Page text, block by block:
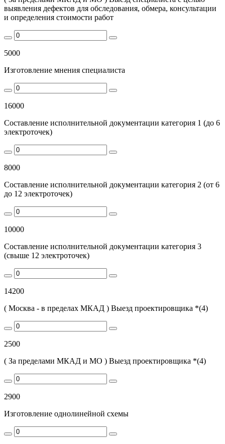
выявления дефектов для обследования, обмера, консультации
и определения стоимости работ
5000
Изготовление мнения специалиста
16000
Составление исполнительной документации категория 1 (до 6
электроточек)
8000
Составление исполнительной документации категория 2 (от 6
до 12 электроточек)
10000
Составление исполнительной документации категория 3
(свыше 12 электроточек)
14200
( Москва - в пределах МКАД ) Выезд проектировщика *(4)
2500
( За пределами МКАД и МО ) Выезд проектировщика *(4)
2900
Изготовление однолинейной схемы